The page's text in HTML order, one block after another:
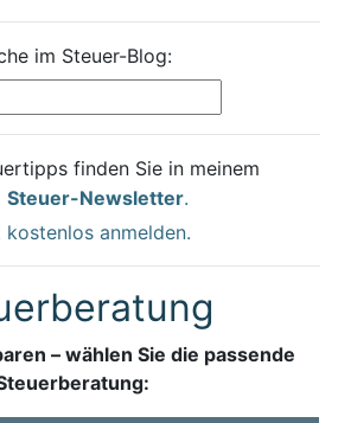
im Steuer-Blog:
finden Sie in meinem
Steuer-Newsletter.
anmelden.
– wählen Sie die passende